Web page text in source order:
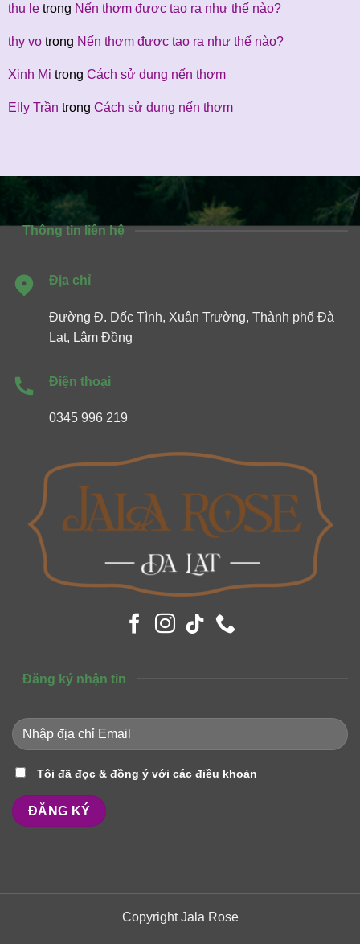
thu letrong Nến thơm được tạo ra như thế nào?
thy votrong Nến thơm được tạo ra như thế nào?
Xinh Mi trong Cách sử dụng nến thơm
Elly Trần trong Cách sử dụng nến thơm
Thông tin liên hệ
Địa chỉ
Đường Đ. Dốc Tình, Xuân Trường, Thành phố Đà
Lạt, Lâm Đồng
Điện thoại
0345 996 219
Đăng ký nhận tin
Tôi đã đọc & đồng ý với các điều khoản
Copyright Jala Rose